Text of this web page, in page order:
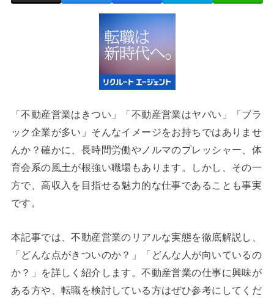
「不動産営業はきつい」「不動産営業はヤバい」「ブラ
ック企業が多い」そんなイメージをお持ちではありませ
んか？確かに、長時間労働やノルマのプレッシャー、体
育会系の風土が根強い職場もあります。しかし、その一
方で、高収入を目指せる魅力的な仕事であることも事実
です。
本記事では、不動産営業のリアルな実態を徹底解説し、
「どんな点がきついのか？」「どんな人が向いているの
か？」を詳しく紹介します。不動産営業の仕事に興味が
ある方や、転職を検討している方はぜひ参考にしてくだ